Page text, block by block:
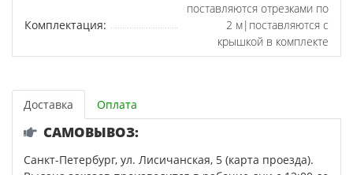
Комплектация:
поставляются отрезками по
2 м|поставляются с
крышкой в комплекте
Доставка Оплата
САМОВЫВОЗ:
Санкт-Петербург, ул. Лисичанская, 5 (карта проезда).